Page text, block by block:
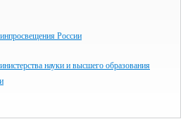
России
науки и высшего образования